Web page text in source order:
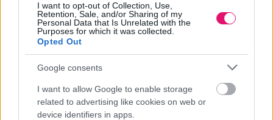
I want to opt-out of Collection, Use,
Retention, Sale, and/or Sharing of my
Personal Data that Is Unrelated with the
Purposes for which it was collected.
Opted Out
Google consents
I want to allow Google to enable storage
related to advertising like cookies on web or
device identifiers in apps.
Összeállt a Zwack a Motóval és
megszületett az Unicummal készült pizza
A Zwack és a Moto Pizza rendhagyó kollaborációjának
köszönhetően megszületett az Unicummal készült pizza,